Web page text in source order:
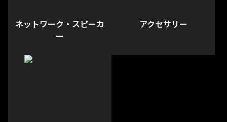
ネットワーク・スピーカ
ー
アクセサリー